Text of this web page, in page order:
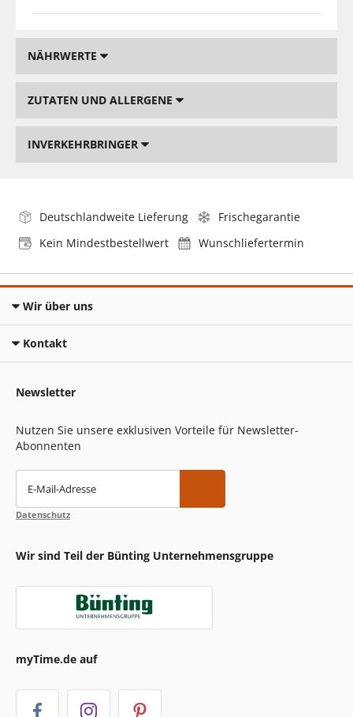
NÄHRWERTE
ZUTATEN UND ALLERGENE
INVERKEHRBRINGER
Deutschlandweite Lieferung
Frischegarantie
Kein Mindestbestellwert
Wunschliefertermin
Wir über uns
Kontakt
Newsletter
Nutzen Sie unsere exklusiven Vorteile für Newsletter-
Abonnenten
E-Mail-Adresse
Datenschutz
Wir sind Teil der Bünting Unternehmensgruppe
myTime.de auf